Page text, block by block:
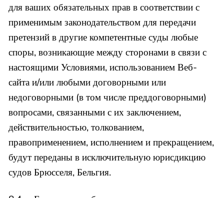
для ваших обязательных прав в соответствии с
применимым законодательством для передачи
претензий в другие компетентные суды любые
споры, возникающие между сторонами в связи с
настоящими Условиями, использованием Веб-
сайта и/или любыми договорными или
недоговорными (в том числе преддоговорными)
вопросами, связанными с их заключением,
действительностью, толкованием,
правоприменением, исполнением и прекращением,
будут переданы в исключительную юрисдикцию
судов Брюсселя, Бельгия.